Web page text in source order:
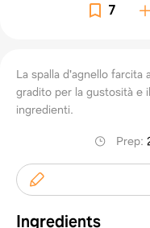
7
La spalla d'agnello farcita
gradito per la gustosità e
ingredienti.
Prep:
Ingredients